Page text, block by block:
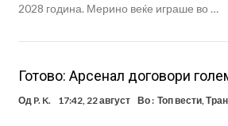
2028 година. Мерино веќе играше во …
Готово: Арсенал договори
Од P. K. 17:42, 22 август Во : Топ вести,